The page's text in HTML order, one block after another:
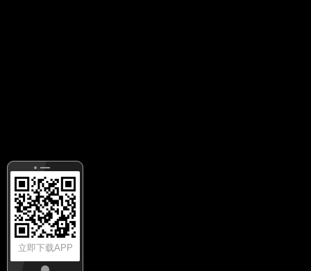
立即下载APP